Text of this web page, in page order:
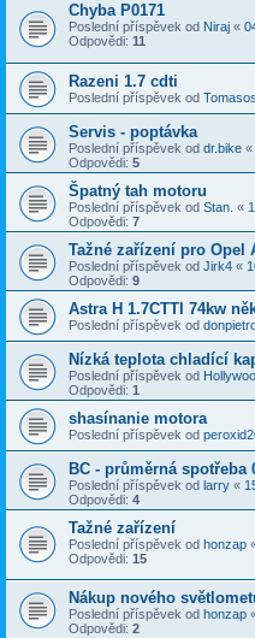
Chyba P0171
Poslední příspěvek od Niraj «
Odpovědi: 11
Razeni 1.7 cdti
Poslední příspěvek od
Servis - poptávka
Poslední příspěvek od dr.bike «
Odpovědi: 5
Špatný tah motoru
Poslední příspěvek od Stan. «
Odpovědi: 7
Tažné zařízení pro Opel
Poslední příspěvek od Jirk4 «
Odpovědi: 9
Astra H 1.7CTTI 74kw
Poslední příspěvek od
Nízká teplota chladící
Poslední příspěvek od
Odpovědi: 1
shasínanie motora
Poslední příspěvek od
BC - průměrná spotřeba
Poslední příspěvek od larry «
Odpovědi: 4
Tažné zařízení
Poslední příspěvek od honzap
Odpovědi: 15
Nákup nového
Poslední příspěvek od honzap
Odpovědi: 2